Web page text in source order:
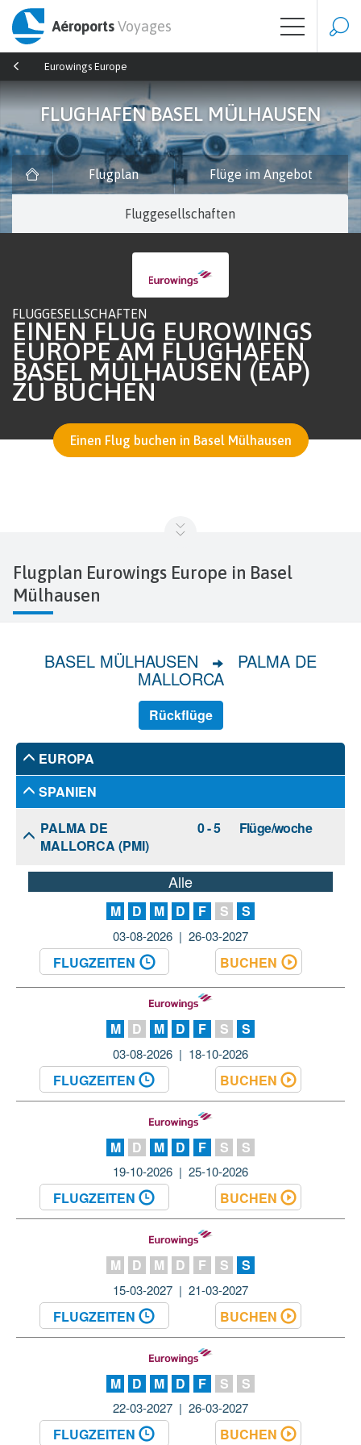
AéroportsVoyages
Eurowings Europe
FLUGHAFEN BASEL MÜLHAUSEN
Flugplan Flüge im Angebot
Fluggesellschaften
FLUGGESELLSCHAFTEN
EINEN FLUG EUROWINGS
EUROPE AM FLUGHAFEN
BASEL MÜLHAUSEN (EAP)
ZU BUCHEN
Einen Flug buchen in Basel Mülhausen
Flugplan Eurowings Europe in Basel
Mülhausen